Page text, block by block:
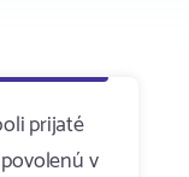
prijaté
v